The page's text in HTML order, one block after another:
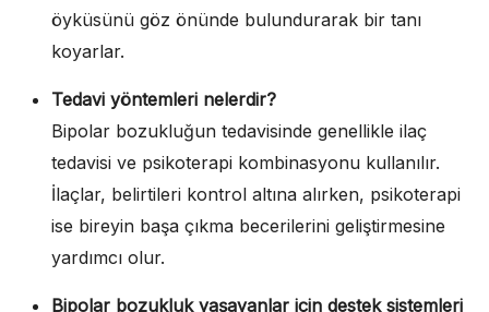
öyküsünü göz önünde bulundurarak bir tanı
koyarlar.
Tedavi yöntemleri nelerdir?
Bipolar bozukluğun tedavisinde genellikle ilaç
tedavisi ve psikoterapi kombinasyonu kullanılır.
İlaçlar, belirtileri kontrol altına alırken, psikoterapi
ise bireyin başa çıkma becerilerini geliştirmesine
yardımcı olur.
Bipolar bozukluk yaşayanlar için destek sistemleri